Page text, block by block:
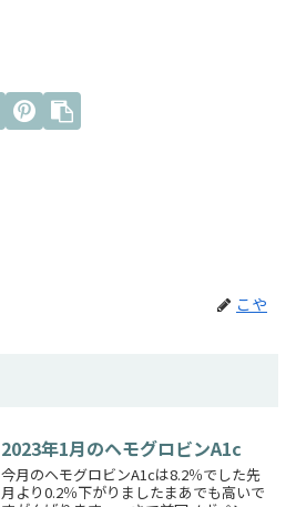
こや
2023年1月のヘモグロビンA1c
今月のヘモグロビンA1cは8.2％でした先
月より0.2％下がりましたまあでも高いで